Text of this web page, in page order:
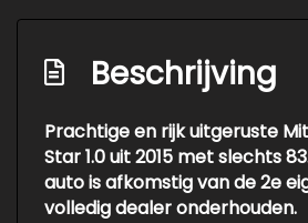
Dimlichten automatisch
Lichtmetalen velgen 14"
Interieur
Beschrijving
Prachtige en rijk uitgeruste
Star 1.0 uit 2015 met slechts
auto is afkomstig van de 2e
volledig dealer onderhouden.